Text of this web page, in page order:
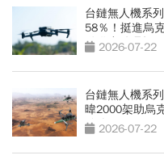
台鏈無人機系
58％！挺進烏
動供應鏈崛起
2026-07-22
台鏈無人機系
暐2000架助烏
夥伴2026-07-22